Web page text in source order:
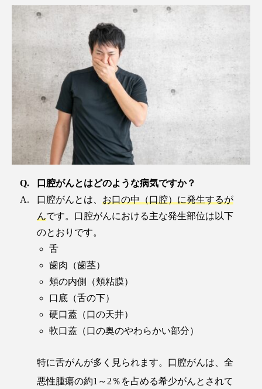
口腔がんとはどのような病気ですか？
口腔がんとは、 お口の中（口腔）に発生するが
んです。口腔がんにおける主な発生部位は以下
のとおりです。
舌
歯肉（歯茎）
頬の内側（頬粘膜）
口底（舌の下）
硬口蓋（口の天井）
軟口蓋（口の奥のやわらかい部分）
特に舌がんが多く見られます。口腔がんは、全
悪性腫瘍の約1～2％を占める希少がんとされて